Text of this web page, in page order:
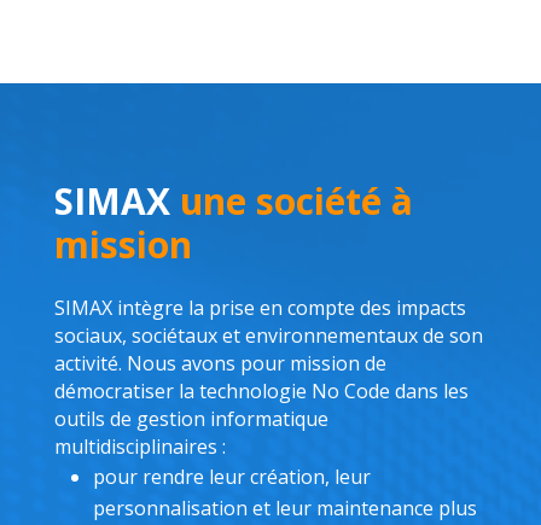
SIMAX une société à
mission
SIMAX intègre la prise en compte des impacts
sociaux, sociétaux et environnementaux de son
activité. Nous avons pour mission de
démocratiser la technologie No Code dans les
outils de gestion informatique
multidisciplinaires :
pour rendre leur création, leur
personnalisation et leur maintenance plus